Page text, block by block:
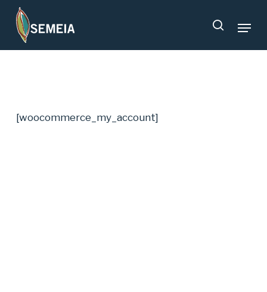
Skip
main
content
Menu
[woocommerce_my_account]